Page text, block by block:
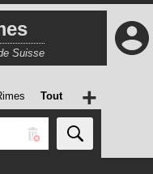
Suisse
Tout +